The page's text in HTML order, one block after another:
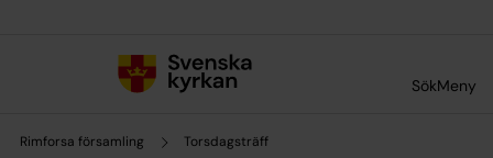
SökMeny
Rimforsa församling Torsdagsträff